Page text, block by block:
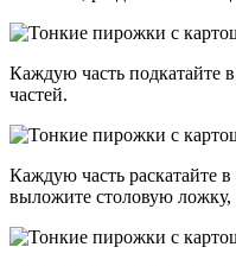
Каждую часть подкатайте
частей.
Каждую часть раскатайте
выложите столовую ложку,